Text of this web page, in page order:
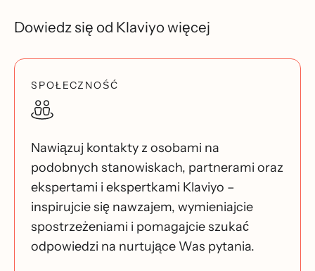
Dowiedz się od Klaviyo więcej
SPOŁECZNOŚĆ
Nawiązuj kontakty z osobami na
podobnych stanowiskach, partnerami oraz
ekspertami i ekspertkami Klaviyo –
inspirujcie się nawzajem, wymieniajcie
spostrzeżeniami i pomagajcie szukać
odpowiedzi na nurtujące Was pytania.